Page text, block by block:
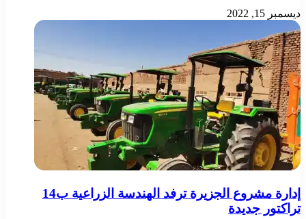
ديسمبر 15, 2022
إدارة مشروع الجزيرة ترفد الهندسة الزراعية ب14
تراكتور جديدة